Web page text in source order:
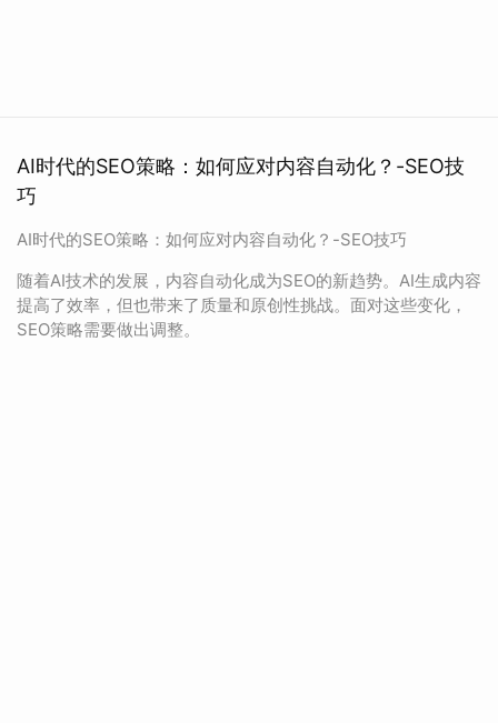
AI时代的SEO策略：如何应对内容自动化？-SEO技
巧
AI时代的SEO策略：如何应对内容自动化？-SEO技巧
随着AI技术的发展，内容自动化成为SEO的新趋势。AI生成内容
提高了效率，但也带来了质量和原创性挑战。面对这些变化，
SEO策略需要做出调整。